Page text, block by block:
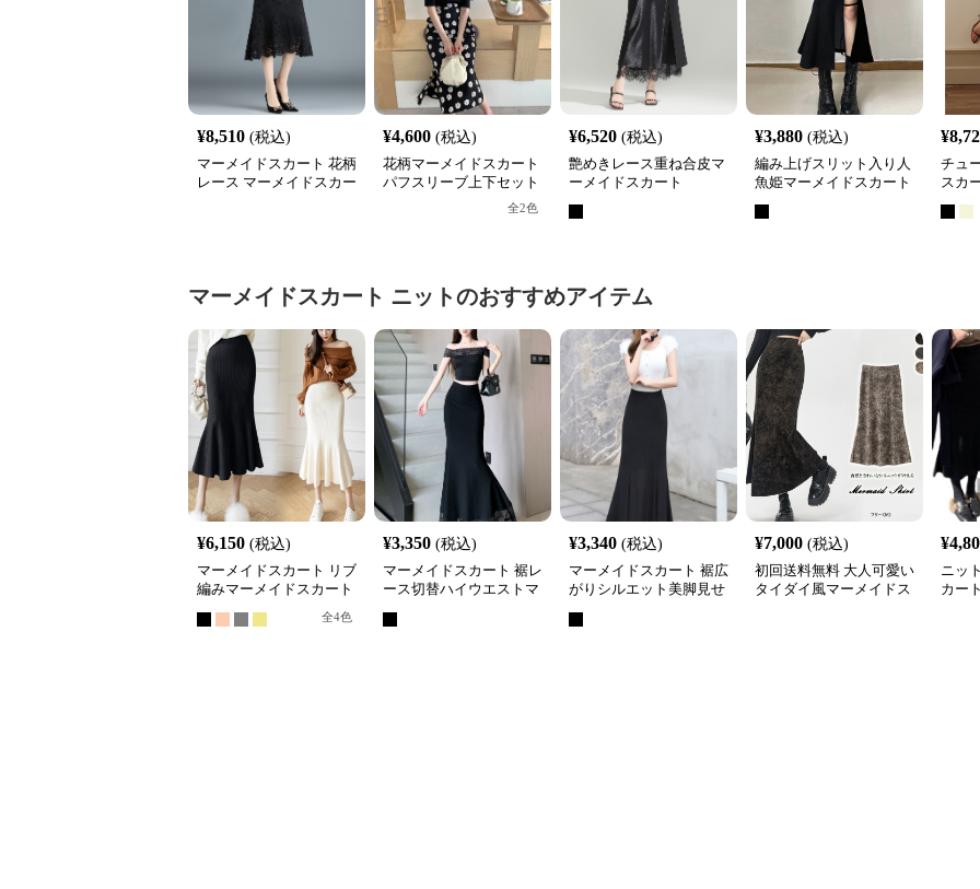
¥8,510 (税込)
マーメイドスカート 花柄
レース マーメイドスカー
¥4,600 (税込)
花柄マーメイドスカート
パフスリーブ上下セット
全2色
¥6,520 (税込)
艶めきレース重ね合皮マ
ーメイドスカート
¥3,880 (税込)
編み上げスリット入り人
魚姫マーメイドスカート
¥
チュ
スカ
マーメイドスカート ニットのおすすめアイテム
¥6,150 (税込)
マーメイドスカート リブ
編みマーメイドスカート
全4色
¥3,350 (税込)
マーメイドスカート 裾レ
ース切替ハイウエストマ
¥3,340 (税込)
マーメイドスカート 裾広
がりシルエット美脚見せ
ト
¥7,000 (税込)
初回送料無料 大人可愛い
タイダイ風マーメイドス
¥
ニッ
カー